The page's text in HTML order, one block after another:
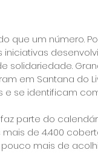
que um número.
solidariedade.
em Santana do
e se identificam
parte do
de 4.400
mais de